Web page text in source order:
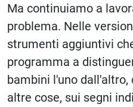
Ma continuiamo a
problema. Nelle
strumenti aggiuntivi
programma a
bambini l'uno
altre cose, sui segni